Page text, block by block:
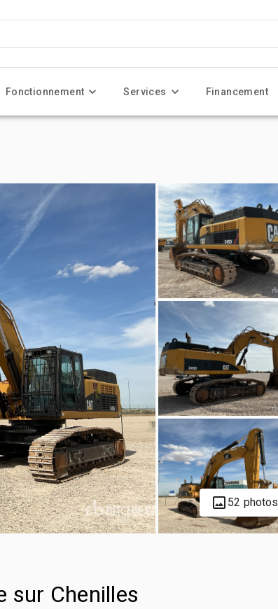
Fonctionnement Services Financement
52 photos
sur Chenilles